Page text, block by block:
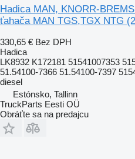
Hadica MAN, KNORR-
ťahača MAN TGS,TGX NTG
330,65 € Bez DPH
Hadica
LK8932 K172181 51541007353
51.54100-7366 51.54100-7397
diesel
Estónsko, Tallinn
TruckParts Eesti OÜ
Obráťte sa na predajcu